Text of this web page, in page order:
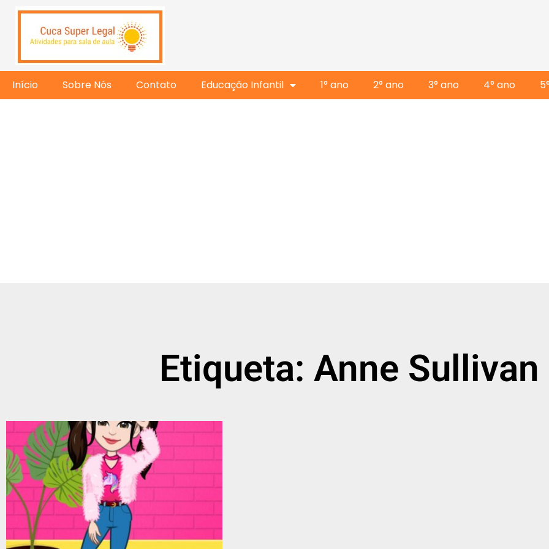
Início Sobre Nós Contato Educação Infantil 1° ano 2° ano 3° ano 4° ano
Etiqueta: Anne Sullivan